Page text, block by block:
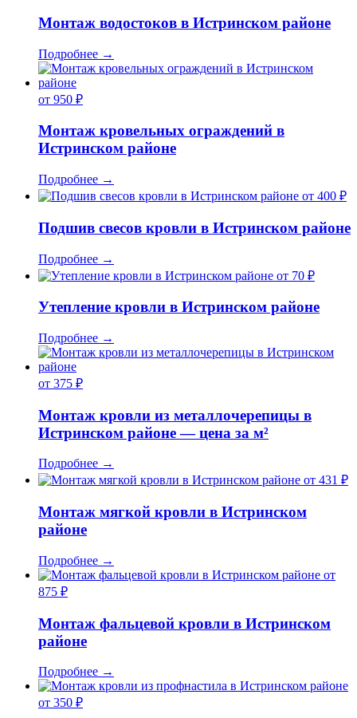
Монтаж водостоков в Истринском районе
Подробнее →
от 950 ₽
Монтаж кровельных ограждений в
Истринском районе
Подробнее →
от 400 ₽
Подшив свесов кровли в Истринском районе
Подробнее →
от 70 ₽
Утепление кровли в Истринском районе
Подробнее →
от 375 ₽
Монтаж кровли из металлочерепицы в
Истринском районе — цена за м²
Подробнее →
от 431 ₽
Монтаж мягкой кровли в Истринском
районе
Подробнее →
от
875 ₽
Монтаж фальцевой кровли в Истринском
районе
Подробнее →
от 350 ₽